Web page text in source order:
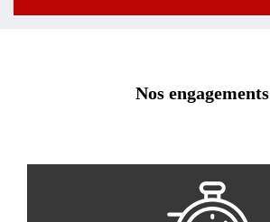
Nos engagements